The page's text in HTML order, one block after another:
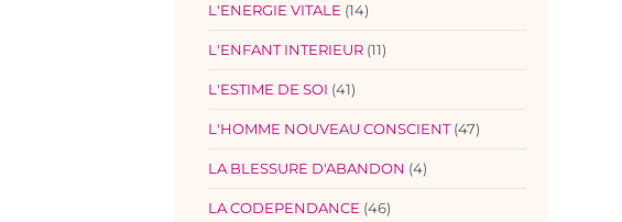
L'ENERGIE VITALE (14)
L'ENFANT INTERIEUR (11)
L'ESTIME DE SOI (41)
L'HOMME NOUVEAU CONSCIENT (47)
LA BLESSURE D'ABANDON (4)
LA CODEPENDANCE (46)